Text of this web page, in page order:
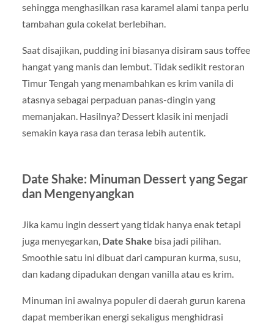
sehingga menghasilkan rasa karamel alami tanpa perlu
tambahan gula cokelat berlebihan.
Saat disajikan, pudding ini biasanya disiram saus toffee
hangat yang manis dan lembut. Tidak sedikit restoran
Timur Tengah yang menambahkan es krim vanila di
atasnya sebagai perpaduan panas-dingin yang
memanjakan. Hasilnya? Dessert klasik ini menjadi
semakin kaya rasa dan terasa lebih autentik.
Date Shake: Minuman Dessert yang Segar
dan Mengenyangkan
Jika kamu ingin dessert yang tidak hanya enak tetapi
juga menyegarkan, Date Shake bisa jadi pilihan.
Smoothie satu ini dibuat dari campuran kurma, susu,
dan kadang dipadukan dengan vanilla atau es krim.
Minuman ini awalnya populer di daerah gurun karena
dapat memberikan energi sekaligus menghidrasi